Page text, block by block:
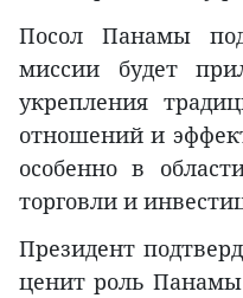
Посол Панамы
миссии будет
укрепления
отношений и
особенно в
торговли и
Президент
ценит роль